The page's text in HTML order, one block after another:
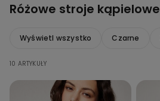
Różowe stroje kąpielowe
Wyświetl wszystko Czarne
10 ARTYKUŁY